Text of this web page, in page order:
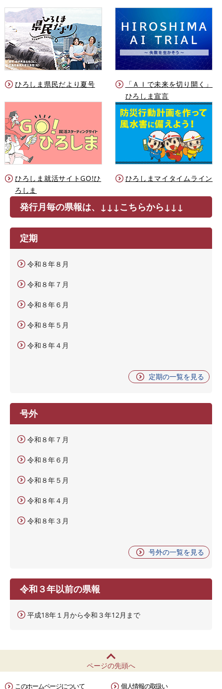
ひろしま県民だより夏号
「ＡＩで未来を切り開く」
ひろしま宣言
ひろしま就活サイトGO!ひ
ろしま
ひろしまマイタイムライン
発行月毎の県報は、↓↓↓こちらから↓↓↓
定期
令和８年８月
令和８年７月
令和８年６月
令和８年５月
令和８年４月
定期の一覧を見る
号外
令和８年７月
令和８年６月
令和８年５月
令和８年４月
令和８年３月
号外の一覧を見る
令和３年以前の県報
平成18年１月から令和３年12月まで
ページの先頭へ
このホームページについて 個人情報の取扱い